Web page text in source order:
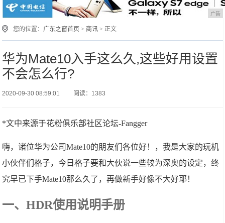
广告
您的位置： 广东之窗首页 > 商讯 > 正文
华为Mate10入手这么久,这些好用设置
不会怎么行?
2020-09-30 08:59:01 阅读：1383
*文中来源于花粉俱乐部社区论坛-Fangger
嗨，诸位华为公司Mate10的朋友们各位好！，我是大家的玩机
小伙伴们格子，今日格子要和大伙说一些较为深奥的设定，终
究早已下手Mate10那么久了，再做新手好像不大好耶！
一、HDR使用说明手册